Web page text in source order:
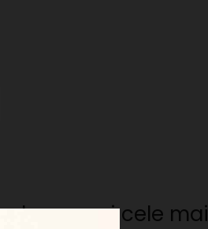
descoperi cele mai